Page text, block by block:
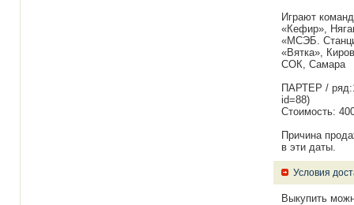
Играют
«Кефир»,
«МСЭБ.
«Вятка»,
СОК, Самара
ПАРТЕР /
id=88)
Стоимость:
Причина
в эти даты.
Условия
Выкупить